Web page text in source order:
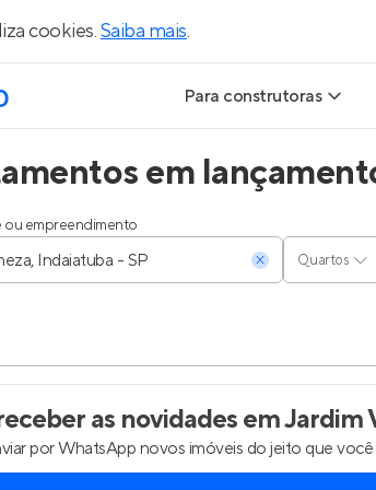
cookies.Saiba mais.
Para construtoras
Geração de Leads
Geração de Vendas
Anunciar Imóveis
em
ou empreendimento
Quartos
as novidadesem Jardim
por WhatsApp novos imóveis do jeito que